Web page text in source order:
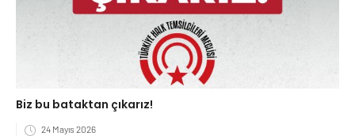
Biz bu bataktan çıkarız!
24 Mayıs 2026